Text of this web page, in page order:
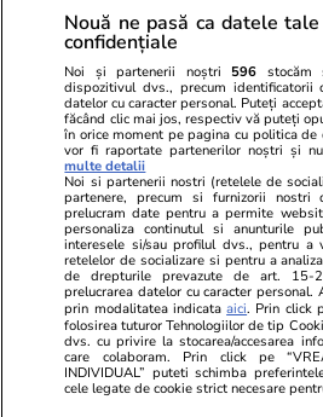
Cât de utile sunt barierele
DN 7: Fără restricții de
în luna august
Știri Externe
Donald Trump trimite forțe
Mijlociu pentru extinderea
Iranul amenință cu o
granițe sigure”
Politică
Nouă ne pasă ca datele
confidențiale
Noi și partenerii noștri 596 stocăm
dispozitivul dvs., precum identificatorii
datelor cu caracter personal. Puteți
făcând clic mai jos, respectiv vă puteți
în orice moment pe pagina cu politica
vor fi raportate partenerilor noștri și
multe detalii
Noi si partenerii nostri (retelele de
partenere, precum si furnizorii
prelucram date pentru a permite
personaliza continutul si anunturile
interesele si/sau profilul dvs., pentru a
retelelor de socializare si pentru a
de drepturile prevazute de art. 15-
prelucrarea datelor cu caracter
prin modalitatea indicataaici. Prin click
folosirea tuturor Tehnologiilor de tip
dvs. cu privire la stocarea/accesarea
care colaboram. Prin click pe
INDIVIDUAL” puteti schimba
cele legate de cookie strict necesare